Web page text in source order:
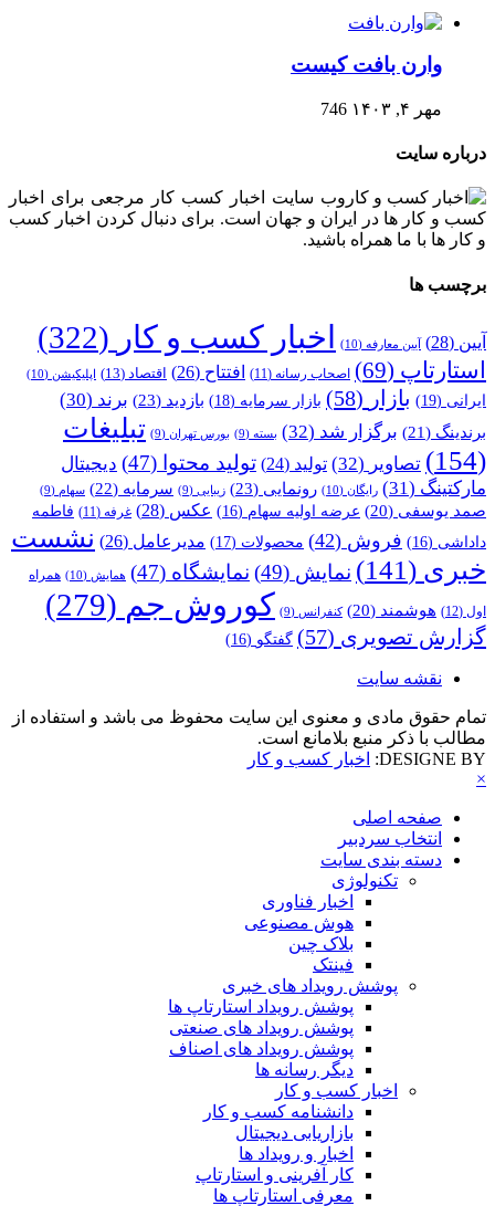
وارن بافت کیست
مهر ۴, ۱۴۰۳ 746
درباره سایت
وب سایت اخبار کسب کار مرجعی برای اخبار
کسب و کار ها در ایران و جهان است. برای دنبال کردن اخبار کسب
و کار ها با ما همراه باشید.
برچسب ها
آیین (28) آیین معارفه (10) اخبار کسب و کار (322)
استارتاپ (69) اصحاب رسانه (11) افتتاح (26) اقتصاد (13) اپلیکیشن (10)
ایرانی (19) بازار (58) بازار سرمایه (18) بازدید (23) برند (30)
برندینگ (21) برگزار شد (32) بسته (9) بورس تهران (9)
تبلیغات
(154)
تصاویر (32) تولید (24) تولید محتوا (47)
دیجیتال
مارکتینگ (31) رایگان (10) رونمایی (23) زیبایی (9) سرمایه (22) سهام (9)
صمد یوسفی (20) عرضه اولیه سهام (16) عکس (28) غرفه (11)
فاطمه
داداشی (16) فروش (42) محصولات (17) مدیرعامل (26)
نشست
خبری (141) نمایش (49) نمایشگاه (47) همایش (10) همراه
اول (12) هوشمند (20) کنفرانس (9) کوروش جم (279)
گزارش تصویری (57) گفتگو (16)
نقشه سایت
تمام حقوق مادی و معنوی این سایت محفوظ می باشد و استفاده از
مطالب با ذکر منبع بلامانع است.
DESIGNE BY:
اخبار کسب و کار
×
صفحه اصلی
انتخاب سردبیر
دسته بندی سایت
تکنولوژی
اخبار فناوری
هوش مصنوعی
بلاک چین
فینتک
پوشش رویداد های خبری
پوشش رویداد استارتاپ ها
پوشش رویداد های صنعتی
پوشش رویداد های اصناف
دیگر رسانه ها
اخبار کسب و کار
دانشنامه کسب و کار
بازاریابی دیجیتال
اخبار و رویداد ها
کار آفرینی و استارتاپ
معرفی استارتاپ ها